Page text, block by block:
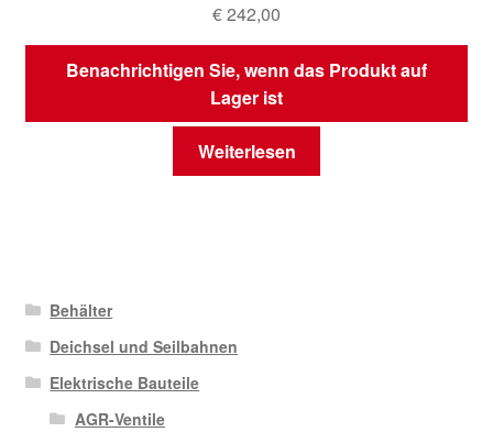
€242,00
Benachrichtigen Sie, wenn das Produkt auf
Lager ist
Weiterlesen
Behälter
Deichsel und Seilbahnen
Elektrische Bauteile
AGR-Ventile